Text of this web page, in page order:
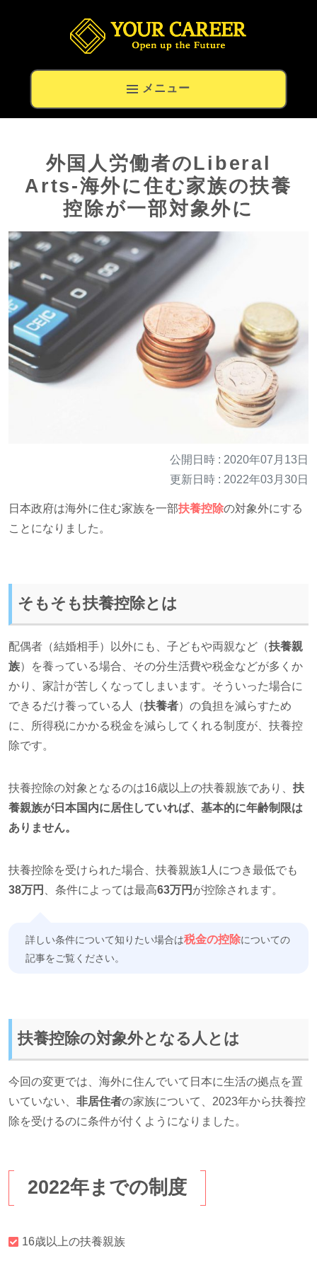
留学生の就職と高度外国人材の転職専門キャリアナビ
メニュー
外国人労働者のLiberal
Arts-海外に住む家族の扶養
控除が一部対象外に
公開日時 : 2020年07月13日
更新日時 : 2022年03月30日
日本政府は海外に住む家族を一部扶養控除の対象外にする
ことになりました。
そもそも扶養控除とは
配偶者（結婚相手）以外にも、子どもや両親など（扶養親
族）を養っている場合、その分生活費や税金などが多くか
かり、家計が苦しくなってしまいます。そういった場合に
できるだけ養っている人（扶養者）の負担を減らすため
に、所得税にかかる税金を減らしてくれる制度が、扶養控
除です。
扶養控除の対象となるのは16歳以上の扶養親族であり、 扶
養親族が日本国内に居住していれば、基本的に年齢制限は
ありません。
扶養控除を受けられた場合、扶養親族1人につき最低でも
38万円
、条件によっては最高63万円 が控除されます。
詳しい条件について知りたい場合は税金の控除についての
記事をご覧ください。
扶養控除の対象外となる人とは
今回の変更では、海外に住んでいて日本に生活の拠点を置
いていない、 非居住者の家族について、2023年から扶養控
除を受けるのに条件が付くようになりました。
2022年までの制度
16歳以上の扶養親族